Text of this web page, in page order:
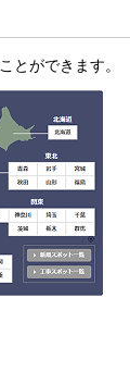
とができます。